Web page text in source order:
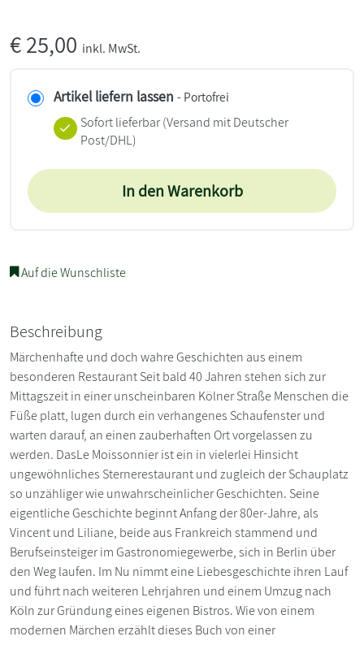
€25,00 inkl. MwSt.
Artikel liefern lassen - Portofrei
Sofort lieferbar(Versand mit Deutscher
Post/DHL)
In den Warenkorb
Auf die Wunschliste
Beschreibung
Märchenhafte und doch wahre Geschichten aus einem
besonderen Restaurant Seit bald 40 Jahren stehen sich zur
Mittagszeit in einer unscheinbaren Kölner Straße Menschen die
Füße platt, lugen durch ein verhangenes Schaufenster und
warten darauf, an einen zauberhaften Ort vorgelassen zu
werden. DasLe Moissonnier ist ein in vielerlei Hinsicht
ungewöhnliches Sternerestaurant und zugleich der Schauplatz
so unzähliger wie unwahrscheinlicher Geschichten. Seine
eigentliche Geschichte beginnt Anfang der 80er-Jahre, als
Vincent und Liliane, beide aus Frankreich stammend und
Berufseinsteiger im Gastronomiegewerbe, sich in Berlin über
den Weg laufen. Im Nu nimmt eine Liebesgeschichte ihren Lauf
und führt nach weiteren Lehrjahren und einem Umzug nach
Köln zur Gründung eines eigenen Bistros. Wie von einem
modernen Märchen erzählt dieses Buch von einer